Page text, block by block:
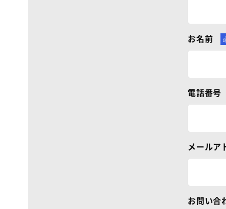
お名前
電話番号
メールア
お問い合